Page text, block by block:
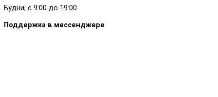
Будни, с 9:00 до 19:00
Поддержка в мессенджере